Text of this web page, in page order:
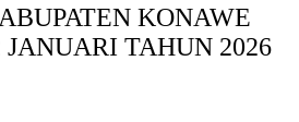
KONAWE
TAHUN 2026